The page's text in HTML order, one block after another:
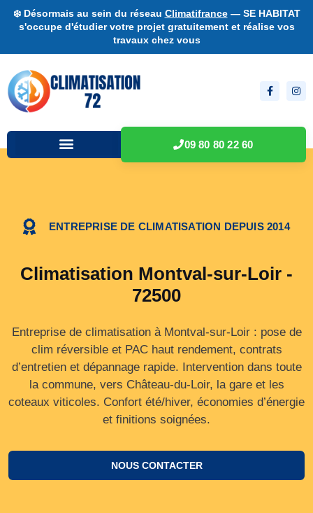
❄️ Désormais au sein du réseau Climatifrance— SE HABITAT
s'occupe d'étudier votre projet gratuitement et réalise vos
travaux chez vous
09 80 80 22 60
ENTREPRISE DE CLIMATISATION DEPUIS 2014
Climatisation Montval-sur-Loir -
72500
Entreprise de climatisation à Montval-sur-Loir : pose de
clim réversible et PAC haut rendement, contrats
d’entretien et dépannage rapide. Intervention dans toute
la commune, vers Château‑du‑Loir, la gare et les
coteaux viticoles. Confort été/hiver, économies d’énergie
et finitions soignées.
NOUS CONTACTER